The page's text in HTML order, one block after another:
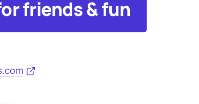
friends & fun